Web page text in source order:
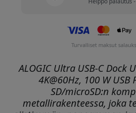
Turvalliset maksut
ALOGIC Ultra USB-C Dock
4K@60Hz, 100 W USB
SD/microSD:n
metallirakenteessa, joka